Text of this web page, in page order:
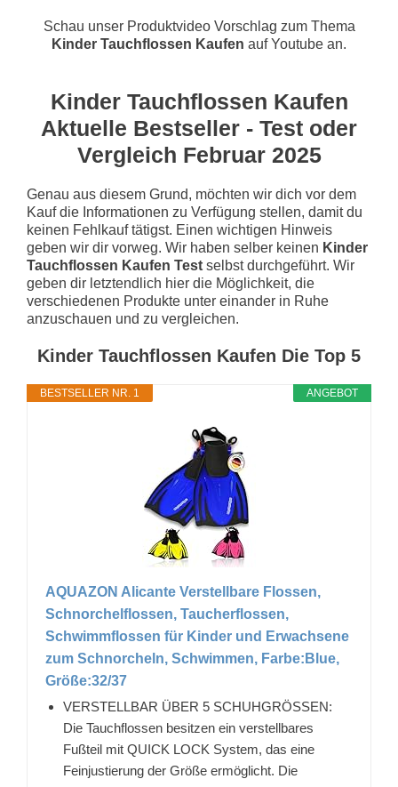
Schau unser Produktvideo Vorschlag zum Thema
Kinder Tauchflossen Kaufen auf Youtube an.
Kinder Tauchflossen Kaufen
Aktuelle Bestseller - Test oder
Vergleich Februar 2025
Genau aus diesem Grund, möchten wir dich vor dem
Kauf die Informationen zu Verfügung stellen, damit du
keinen Fehlkauf tätigst. Einen wichtigen Hinweis
geben wir dir vorweg. Wir haben selber keinen Kinder
Tauchflossen Kaufen Test selbst durchgeführt. Wir
geben dir letztendlich hier die Möglichkeit, die
verschiedenen Produkte unter einander in Ruhe
anzuschauen und zu vergleichen.
Kinder Tauchflossen Kaufen Die Top 5
ANGEBOT
BESTSELLER NR. 1
AQUAZON Alicante Verstellbare Flossen,
Schnorchelflossen, Taucherflossen,
Schwimmflossen für Kinder und Erwachsene
zum Schnorcheln, Schwimmen, Farbe:Blue,
Größe:32/37
VERSTELLBAR ÜBER 5 SCHUHGRÖSSEN:
Die Tauchflossen besitzen ein verstellbares
Fußteil mit QUICK LOCK System, das eine
Feinjustierung der Größe ermöglicht. Die